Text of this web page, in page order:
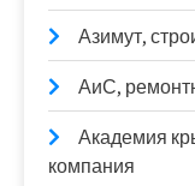
Азимут,
АиС,
Академия
компания